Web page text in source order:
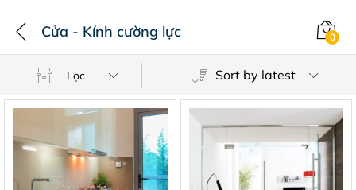
Cửa - Kính cường lực 0
Lọc Sort by latest